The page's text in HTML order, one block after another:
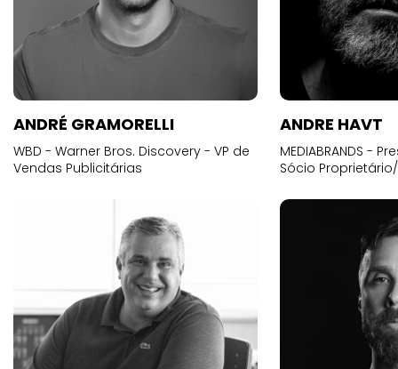
ANDRÉ GRAMORELLI
WBD - Warner Bros. Discovery - VP de
Vendas Publicitárias
ANDRE HAVT
MEDIABRANDS -
Sócio